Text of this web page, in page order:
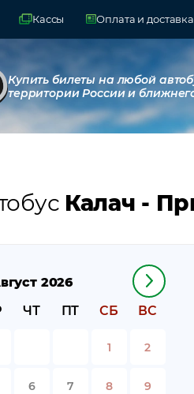
Кассы Оплата и доставка
Купить билеты на любой
территории России и
Калач -
2026
ЧТ ПТ СБ ВС
1 2
6 7 8 9